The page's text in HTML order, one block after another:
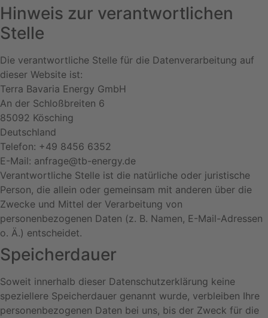
Hinweis zur verantwortlichen
Stelle
Die verantwortliche Stelle für die Datenverarbeitung auf
dieser Website ist:
Terra Bavaria Energy GmbH
An der Schloßbreiten 6
85092 Kösching
Deutschland
Telefon: +49 8456 6352
E-Mail: anfrage@tb-energy.de
Verantwortliche Stelle ist die natürliche oder juristische
Person, die allein oder gemeinsam mit anderen über die
Zwecke und Mittel der Verarbeitung von
personenbezogenen Daten (z. B. Namen, E-Mail-Adressen
o. Ä.) entscheidet.
Speicherdauer
Soweit innerhalb dieser Datenschutzerklärung keine
speziellere Speicherdauer genannt wurde, verbleiben Ihre
personenbezogenen Daten bei uns, bis der Zweck für die